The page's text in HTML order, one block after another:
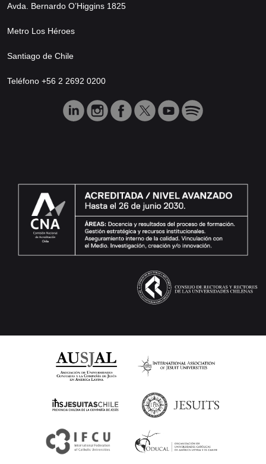
Avda. Bernardo O’Higgins 1825
Metro Los Héroes
Santiago de Chile
Teléfono +56 2 2692 0200